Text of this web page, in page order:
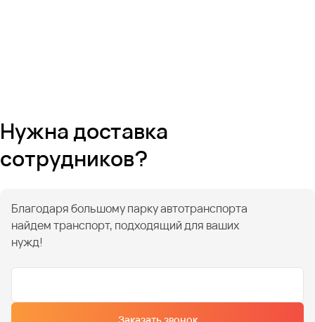
Нужна доставка
сотрудников?
Благодаря большому парку автотранспорта
найдем транспорт, подходящий для ваших
нужд!